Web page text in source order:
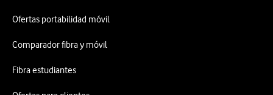
Ofertas portabilidad móvil
Comparador fibra y móvil
Fibra estudiantes